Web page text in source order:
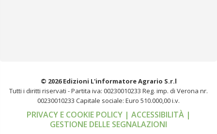
© 2026 Edizioni L'informatore Agrario S.r.l
Tutti i diritti riservati -Partita iva: 00230010233 Reg. imp. di Verona nr.
00230010233 Capitale sociale: Euro 510.000,00 i.v.
PRIVACY E COOKIE POLICY | ACCESSIBILITÀ |
GESTIONE DELLE SEGNALAZIONI